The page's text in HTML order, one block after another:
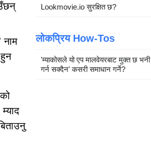
Lookmovie.io सुरक्षित छ?
लोकप्रिय How-Tos
'म्याकोसले यो एप मालवेयरबाट मुक्त छ भनी
गर्न सक्दैन' कसरी समाधान गर्ने?